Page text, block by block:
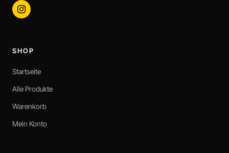
SHOP
Startseite
Alle Produkte
Warenkorb
Mein Konto